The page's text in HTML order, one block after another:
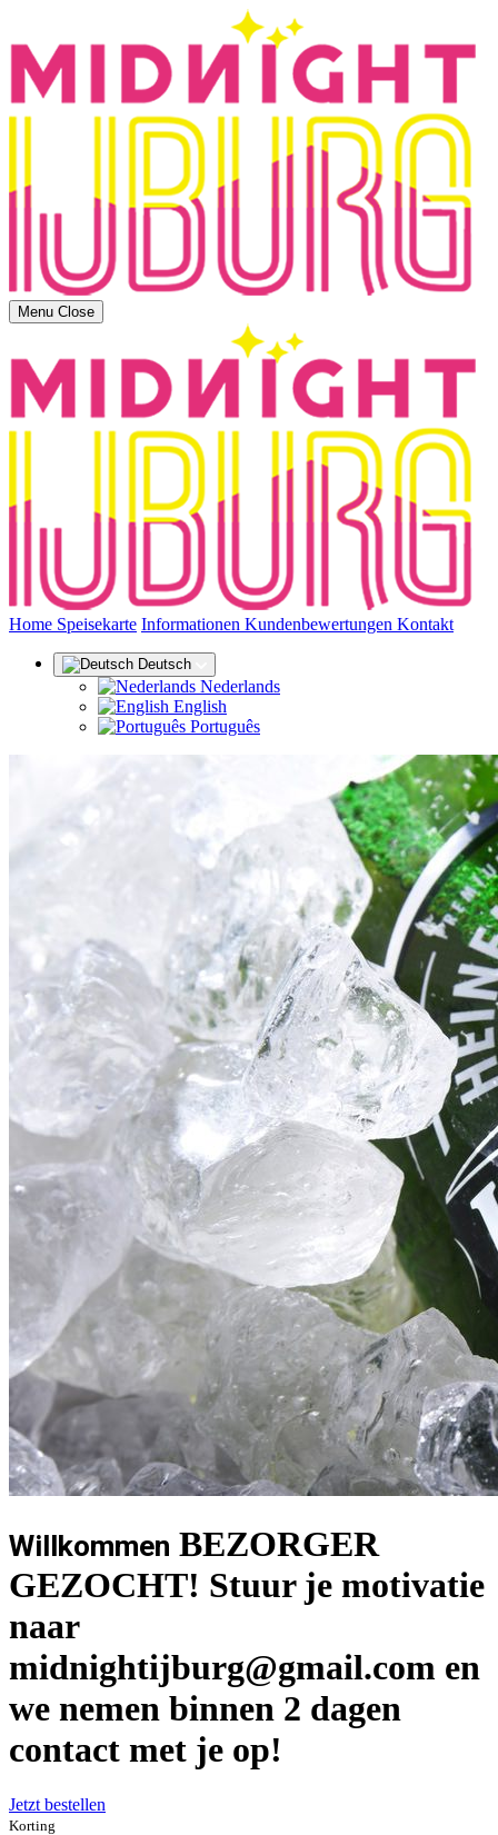
Menu Close
Home (aktuell)
Speisekarte Informationen Kundenbewertungen Kontakt
Deutsch
Nederlands
English
Português
Willkommen BEZORGER
GEZOCHT! Stuur je motivatie
naar
midnightijburg@gmail.com en
we nemen binnen 2 dagen
contact met je op!
Jetzt bestellen
Korting